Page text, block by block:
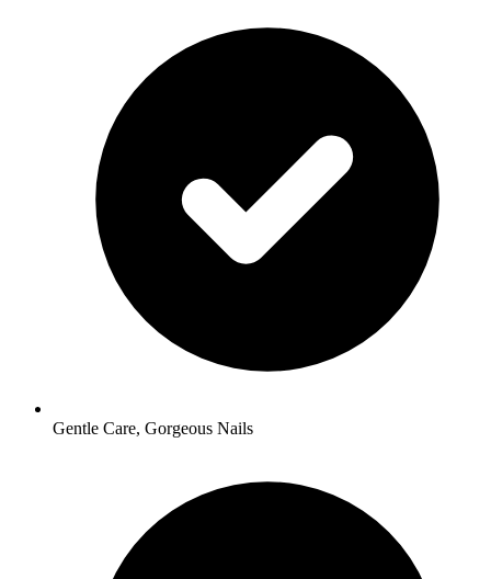
Gentle Care, Gorgeous Nails